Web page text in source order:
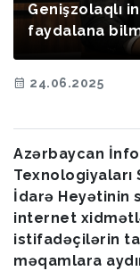
Genişzolaqlı
faydalana
24.06.2025
Azərbaycan
Texnologiyaları
İdarə Heyətinin
internet
istifadəçilərin
məqamlara